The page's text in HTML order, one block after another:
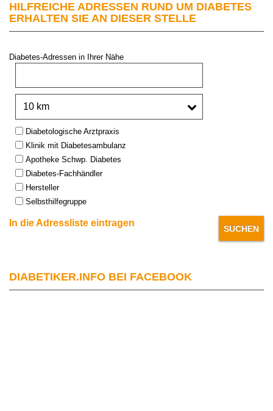
HILFREICHE ADRESSEN RUND UM DIABETES
ERHALTEN SIE AN DIESER STELLE
Diabetes-Adressen in Ihrer Nähe
Type:Diabetologische Arztpraxis
Klinik mit Diabetesambulanz
Apotheke Schwp. Diabetes
Diabetes-Fachhändler
Hersteller
Selbsthilfegruppe
In die Adressliste eintragen
DIABETIKER.INFO BEI FACEBOOK